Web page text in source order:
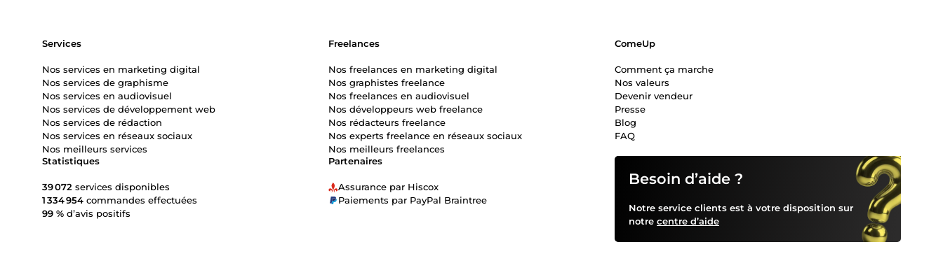
Besoin d’aide ?
Notre service clients est à votre disposition sur
notre centre d’aide
Partenaires
Assurance par Hiscox
Paiements par PayPal Braintree
Statistiques
39 072 services disponibles
1 334 954 commandes effectuées
99 % d’avis positifs
Services
Nos services en marketing digital
Nos services de graphisme
Nos services en audiovisuel
Nos services de développement web
Nos services de rédaction
Nos services en réseaux sociaux
Nos meilleurs services
Freelances
Nos freelances en marketing digital
Nos graphistes freelance
Nos freelances en audiovisuel
Nos développeurs web freelance
Nos rédacteurs freelance
Nos experts freelance en réseaux sociaux
Nos meilleurs freelances
ComeUp
Comment ça marche
Nos valeurs
Devenir vendeur
Presse
Blog
FAQ